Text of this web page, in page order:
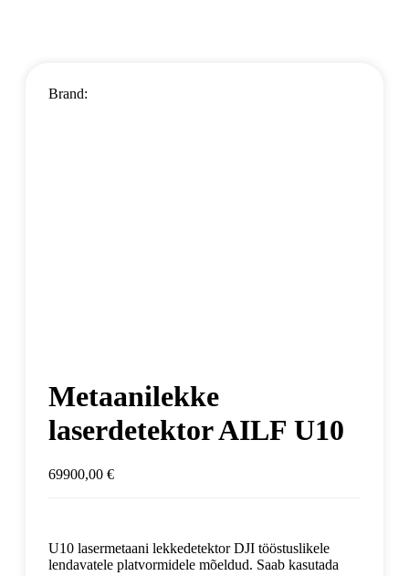
Brand:
Metaanilekke
laserdetektor AILF U10
69900,00 €
U10 lasermetaani lekkedetektor DJI tööstuslikele
lendavatele platvormidele mõeldud. Saab kasutada